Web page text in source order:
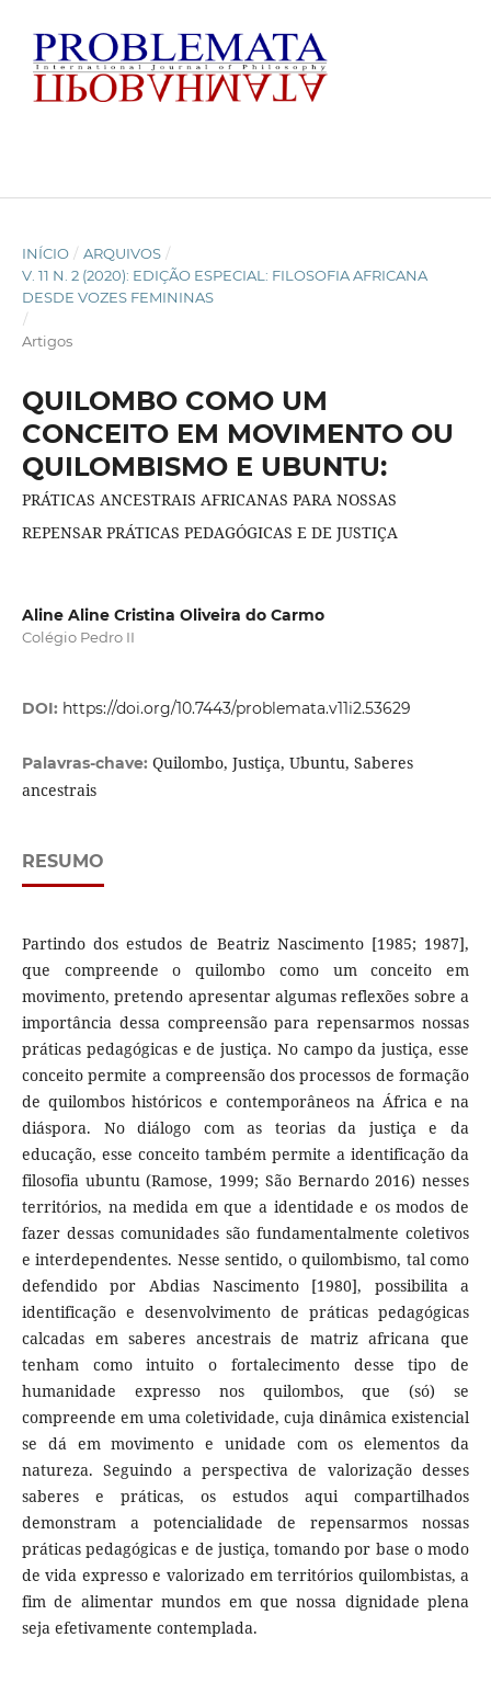
INÍCIO / ARQUIVOS /
V. 11 N. 2 (2020): EDIÇÃO ESPECIAL: FILOSOFIA AFRICANA
DESDE VOZES FEMININAS
/
Artigos
QUILOMBO COMO UM
CONCEITO EM MOVIMENTO OU
QUILOMBISMO E UBUNTU:
PRÁTICAS ANCESTRAIS AFRICANAS PARA NOSSAS
REPENSAR PRÁTICAS PEDAGÓGICAS E DE JUSTIÇA
Aline Aline Cristina Oliveira do Carmo
Colégio Pedro II
DOI: https://doi.org/10.7443/problemata.v11i2.53629
Palavras-chave: Quilombo, Justiça, Ubuntu, Saberes
ancestrais
RESUMO
Partindo dos estudos de Beatriz Nascimento [1985; 1987],
que compreende o quilombo como um conceito em
movimento, pretendo apresentar algumas reflexões sobre a
importância dessa compreensão para repensarmos nossas
práticas pedagógicas e de justiça. No campo da justiça, esse
conceito permite a compreensão dos processos de formação
de quilombos históricos e contemporâneos na África e na
diáspora. No diálogo com as teorias da justiça e da
educação, esse conceito também permite a identificação da
filosofia ubuntu (Ramose, 1999; São Bernardo 2016) nesses
territórios, na medida em que a identidade e os modos de
fazer dessas comunidades são fundamentalmente coletivos
e interdependentes. Nesse sentido, o quilombismo, tal como
defendido por Abdias Nascimento [1980], possibilita a
identificação e desenvolvimento de práticas pedagógicas
calcadas em saberes ancestrais de matriz africana que
tenham como intuito o fortalecimento desse tipo de
humanidade expresso nos quilombos, que (só) se
compreende em uma coletividade, cuja dinâmica existencial
se dá em movimento e unidade com os elementos da
natureza. Seguindo a perspectiva de valorização desses
saberes e práticas, os estudos aqui compartilhados
demonstram a potencialidade de repensarmos nossas
práticas pedagógicas e de justiça, tomando por base o modo
de vida expresso e valorizado em territórios quilombistas, a
fim de alimentar mundos em que nossa dignidade plena
seja efetivamente contemplada.